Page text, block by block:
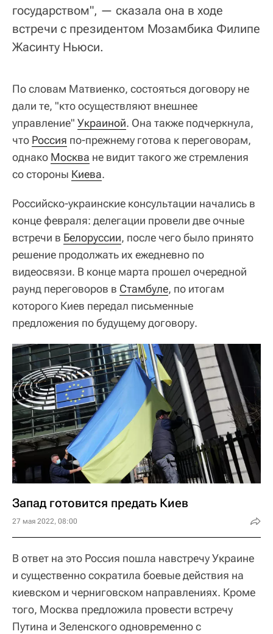
государством", — сказала она в ходе
встречи с президентом Мозамбика Филипе
Жасинту Ньюси.
По словам Матвиенко, состояться договору не
дали те, "кто осуществляют внешнее
управление" Украиной. Она также подчеркнула,
что Россия по-прежнему готова к переговорам,
однако Москва не видит такого же стремления
со стороны Киева.
Российско-украинские консультации начались в
конце февраля: делегации провели две очные
встречи в Белоруссии, после чего было принято
решение продолжать их ежедневно по
видеосвязи. В конце марта прошел очередной
раунд переговоров в Стамбуле, по итогам
которого Киев передал письменные
предложения по будущему договору.
Запад готовится предать Киев
27 мая 2022, 08:00
В ответ на это Россия пошла навстречу Украине
и существенно сократила боевые действия на
киевском и черниговском направлениях. Кроме
того, Москва предложила провести встречу
Путина и Зеленского одновременно с